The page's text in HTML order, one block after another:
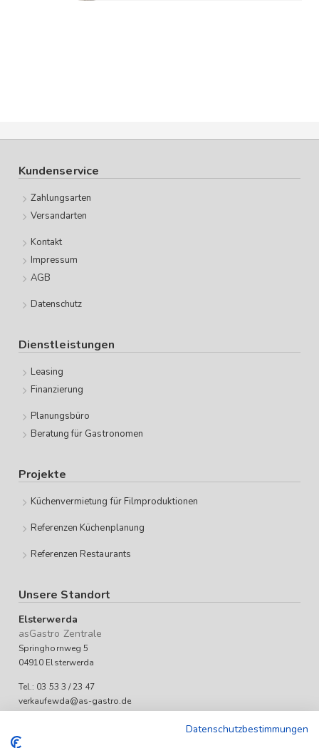
Kundenservice
Zahlungsarten
Versandarten
Kontakt
Impressum
AGB
Datenschutz
Dienstleistungen
Leasing
Finanzierung
Planungsbüro
Beratung für Gastronomen
Projekte
Küchenvermietung für Filmproduktionen
Referenzen Küchenplanung
Referenzen Restaurants
Unsere Standort
Elsterwerda
asGastro Zentrale
Springhornweg 5
04910 Elsterwerda
Tel.: 03 53 3 / 23 47
verkaufewda@as-gastro.de
Mo-Fr 09:00 bis 17:00 Uhr
Datenschutzbestimmungen